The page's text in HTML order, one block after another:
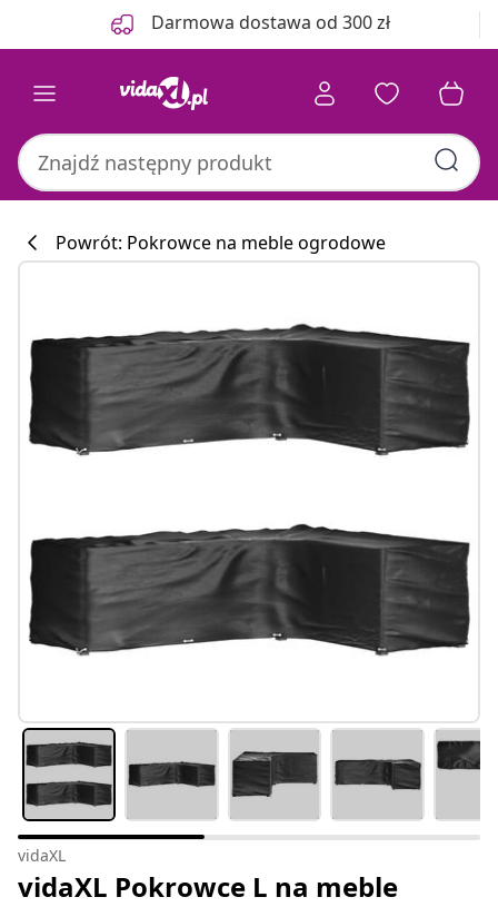
Darmowa dostawa od 300 zł
Powrót: Pokrowce na meble ogrodowe
vidaXL
vidaXL Pokrowce L na meble